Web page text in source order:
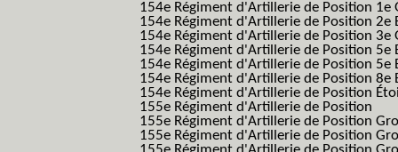
154e Régiment d'Artillerie de Position 1e
154e Régiment d'Artillerie de Position 2e
154e Régiment d'Artillerie de Position 3e
154e Régiment d'Artillerie de Position 5e
154e Régiment d'Artillerie de Position 5e
154e Régiment d'Artillerie de Position 8e
154e Régiment d'Artillerie de Position
155e Régiment d'Artillerie de Position
155e Régiment d'Artillerie de Position
155e Régiment d'Artillerie de Position